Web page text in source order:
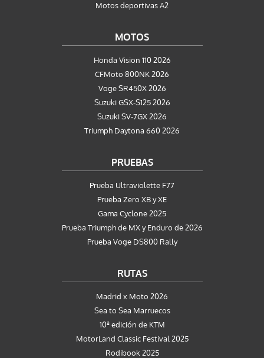
Motos deportivas A2
MOTOS
Honda Vision 110 2026
CFMoto 800NK 2026
Voge SR450X 2026
Suzuki GSX-S125 2026
Suzuki SV-7GX 2026
Triumph Daytona 660 2026
PRUEBAS
Prueba Ultraviolette F77
Prueba Zero XB y XE
Gama Cyclone 2025
Prueba Triumph de MX y Enduro de 2026
Prueba Voge DS800 Rally
RUTAS
Madrid x Moto 2026
Sea to Sea Marruecos
10ª edición de KTM
MotorLand Classic Festival 2025
Rodibook 2025